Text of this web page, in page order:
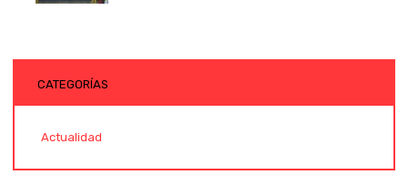
CATEGORÍAS
Actualidad